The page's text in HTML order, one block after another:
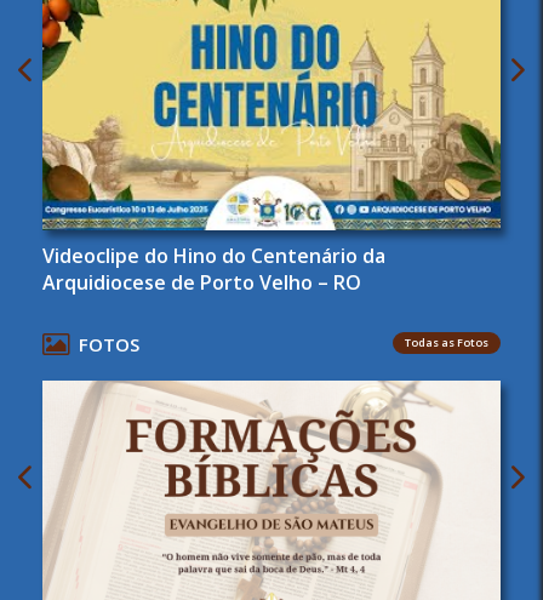
Videoclipe do Hino do Centenário da
Arquidiocese de Porto Velho – RO
FOTOS Todas as Fotos